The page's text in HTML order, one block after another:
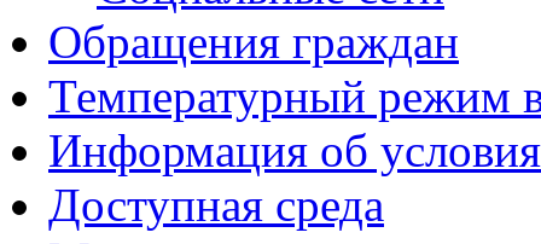
Обращения граждан
Температурный режим
Информация об
Доступная среда